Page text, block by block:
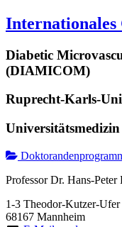
Internationales
Diabetic
(DIAMICOM)
Ruprecht-Karls-
Professor Dr. Hans-Peter
1-3 Theodor-Kutzer-Ufer
68167 Mannheim